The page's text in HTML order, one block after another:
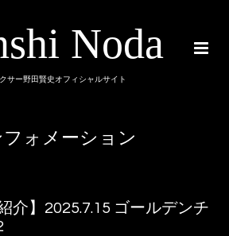
Noda
サー野田賢史オフィシャルサイト
フォメーション
介】2025.7.15 ゴールデンチ